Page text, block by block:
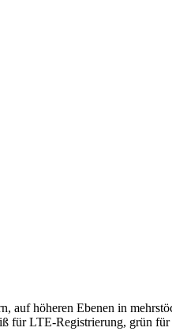
auf höheren Ebenen in
für LTE-Registrierung, grün